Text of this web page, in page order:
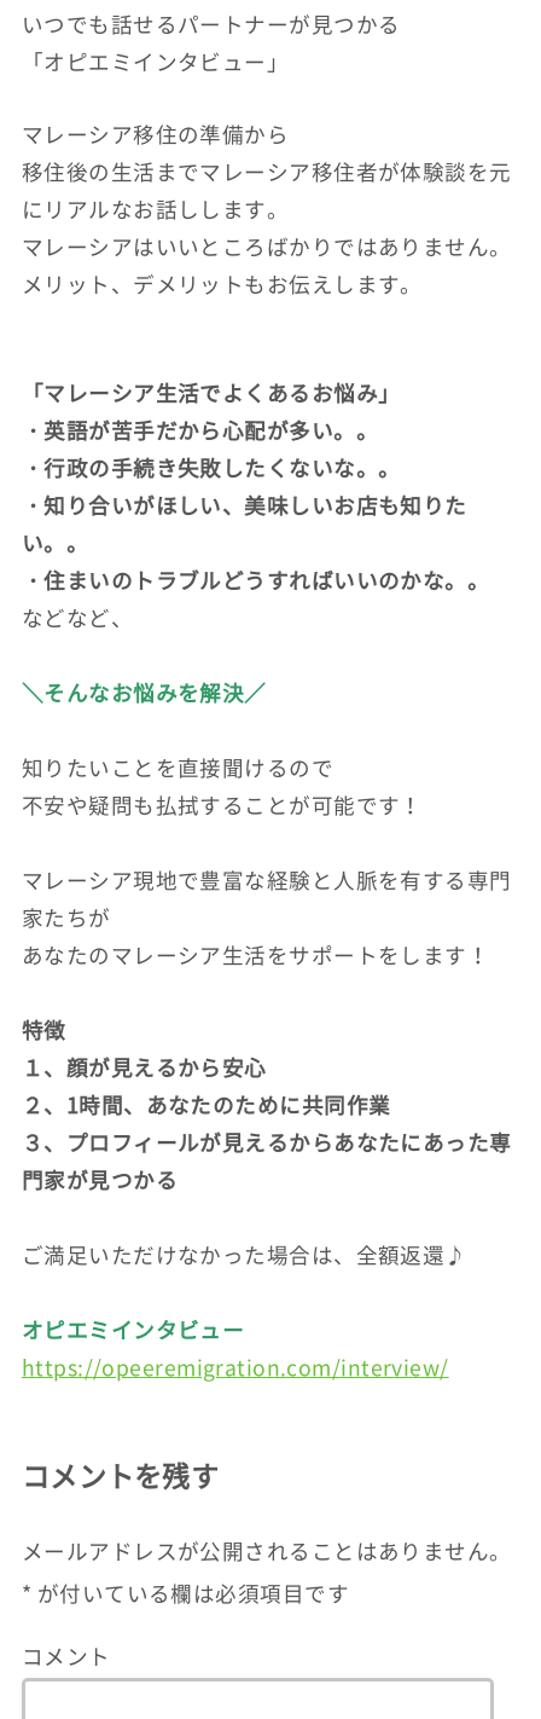
いつでも話せるパートナーが見つかる
「オピエミインタビュー」
マレーシア移住の準備から
移住後の生活までマレーシア移住者が体験談を元
にリアルなお話しします。
マレーシアはいいところばかりではありません。
メリット、デメリットもお伝えします。
「マレーシア生活でよくあるお悩み」
・英語が苦手だから心配が多い。。
・行政の手続き失敗したくないな。。
・知り合いがほしい、美味しいお店も知りた
い。。
・住まいのトラブルどうすればいいのかな。。
などなど、
＼そんなお悩みを解決／
知りたいことを直接聞けるので
不安や疑問も払拭することが可能です！
マレーシア現地で豊富な経験と人脈を有する専門
家たちが
あなたのマレーシア生活をサポートをします！
特徴
１、顔が見えるから安心
２、1時間、あなたのために共同作業
３、プロフィールが見えるからあなたにあった専
門家が見つかる
ご満足いただけなかった場合は、全額返還♪
オピエミインタビュー
https://opeeremigration.com/interview/
コメントを残す
メールアドレスが公開されることはありません。
* が付いている欄は必須項目です
コメント